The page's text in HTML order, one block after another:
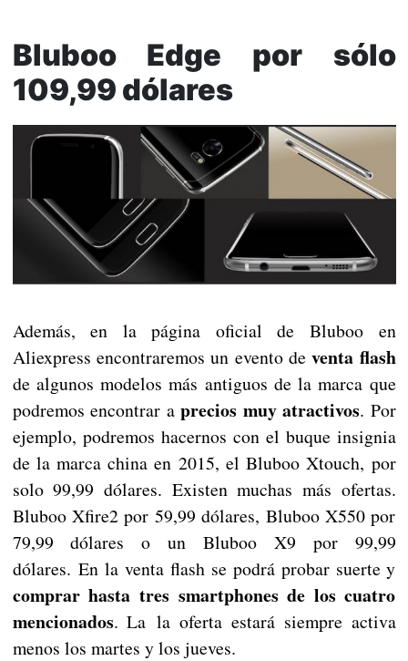
Bluboo Edge por sólo
109,99 dólares
Además, en la página oficial de Bluboo en
Aliexpress encontraremos un evento deventa flash
de algunos modelos más antiguos de la marca que
podremos encontrar a precios muy atractivos. Por
ejemplo, podremos hacernos con el buque insignia
de la marca china en 2015, el Bluboo Xtouch, por
solo 99,99 dólares. Existen muchas más ofertas.
Bluboo Xfire2 por 59,99 dólares, Bluboo X550 por
79,99 dólares o un Bluboo X9 por 99,99
dólares. En la venta flash se podrá probar suerte y
comprar hasta tres smartphones de los cuatro
mencionados. La la oferta estará siempre activa
menos los martes y los jueves.